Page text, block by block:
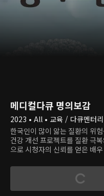
메디컬다큐 명의보감
2023 • All • 교육 / 다큐멘터리
한국인이 많이 앓는 질환의 위
건강 개선 프로젝트를 질환 극
으로 시청자의 신뢰를 얻은 배